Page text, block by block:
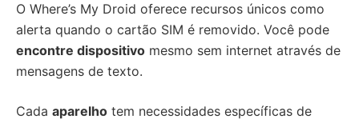
O Where’s My Droid oferece recursos únicos como
alerta quando o cartão SIM é removido. Você pode
encontre dispositivo mesmo sem internet através de
mensagens de texto.
Cada aparelho tem necessidades específicas de